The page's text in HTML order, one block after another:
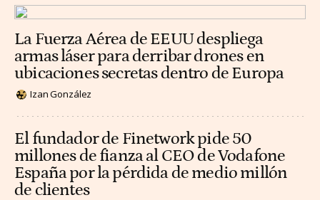
La Fuerza Aérea de EEUU despliega
armas láser para derribar drones en
ubicaciones secretas dentro de Europa
Izan González
El fundador de Finetwork pide 50
millones de fianza al CEO de Vodafone
España por la pérdida de medio millón
de clientes